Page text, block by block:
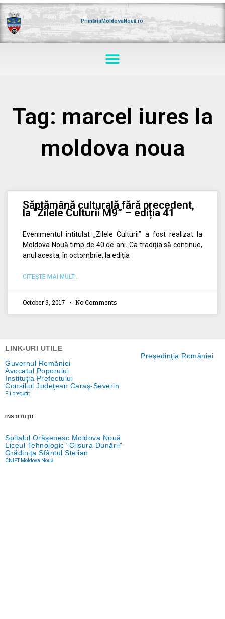
Skip
to
content
PrimăriaMoldovaNouă.ro
Menu
Tag: marcel iures la
moldova noua
Săptămână culturală fără precedent,
la “Zilele Culturii M9” – ediția 41
Evenimentul intitulat „Zilele Culturii” a fost realizat la
Moldova Nouă timp de 40 de ani. Ca tradiția să continue,
anul acesta, în octombrie, la ediția
CITEŞTE MAI MULT...
October 9, 2017 No Comments
LINK-URI UTILE
Preşedinţia României
Guvernul României
Avocatul Poporului
Instituţia Prefectului
Consiliul Judeţean Caraş-Severin
Fii pregătit
INSTITUŢII
Spitalul Orăşenesc Moldova Nouă
Liceul Tehnologic “Clisura Dunării”
Grădiniţa Sfântul Stelian
CNIPT Moldova Nouă